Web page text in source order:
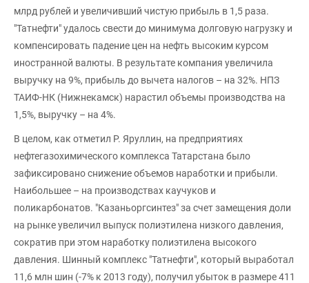
млрд рублей и увеличивший чистую прибыль в 1,5 раза.
"Татнефти" удалось свести до минимума долговую нагрузку и
компенсировать падение цен на нефть высоким курсом
иностранной валюты. В результате компания увеличила
выручку на 9%, прибыль до вычета налогов – на 32%. НПЗ
ТАИФ-НК (Нижнекамск) нарастил объемы производства на
1,5%, выручку – на 4%.
В целом, как отметил Р. Яруллин, на предприятиях
нефтегазохимического комплекса Татарстана было
зафиксировано снижение объемов наработки и прибыли.
Наибольшее – на производствах каучуков и
поликарбонатов. "Казаньоргсинтез" за счет замещения доли
на рынке увеличил выпуск полиэтилена низкого давления,
сократив при этом наработку полиэтилена высокого
давления. Шинный комплекс "Татнефти", который выработал
11,6 млн шин (-7% к 2013 году), получил убыток в размере 411